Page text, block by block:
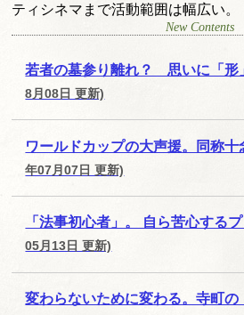
ティシネマまで活動範囲は幅広い。
New Contents
若者の墓参り離れ？ 思いに「形
8月08日 更新)
ワールドカップの大声援。同称十
年07月07日 更新)
「法事初心者」。 自ら苦心するプ
05月13日 更新)
変わらないために変わる。寺町の